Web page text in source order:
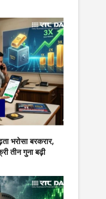
भरोसा बरकरार,
तीन गुना बढ़ी